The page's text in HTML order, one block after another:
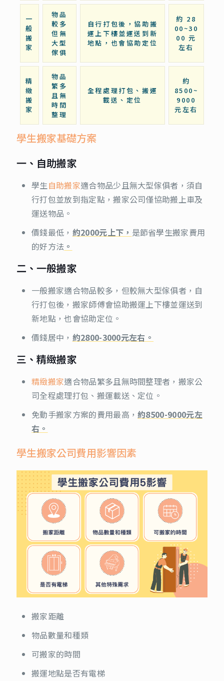
一
般
搬
家
物品
較多
但無
大型
傢俱
自行打包後，協助搬
運上下樓並運送到新
地點，也會協助定位
約 28
00~30
00 元
左右
精
緻
搬
家
物品
繁多
且無
時間
整理
全程處理打包、搬運
載送、定位
約
8500~
9000
元左右
學生搬家基礎方案
一、自助搬家
學生自助搬家適合物品少且無大型傢俱者，須自
行打包並放到指定點，搬家公司僅協助搬上車及
運送物品。
價錢最低， 約2000元上下， 是節省學生搬家費用
的好方法 。
二、一般搬家
一般搬家適合物品較多，但較無大型傢俱者，自
行打包後，搬家師傅會協助搬運上下樓並運送到
新地點，也會協助定位。
價錢居中， 約2800-3000元左右。
三、精緻搬家
精緻搬家適合物品繁多且無時間整理者，搬家公
司全程處理打包、搬運載送、定位。
免動手搬家方案的費用最高，約8500-9000元左
右。
學生搬家公司費用影響因素
搬家距離
物品數量和種類
可搬家的時間
搬運地點是否有電梯